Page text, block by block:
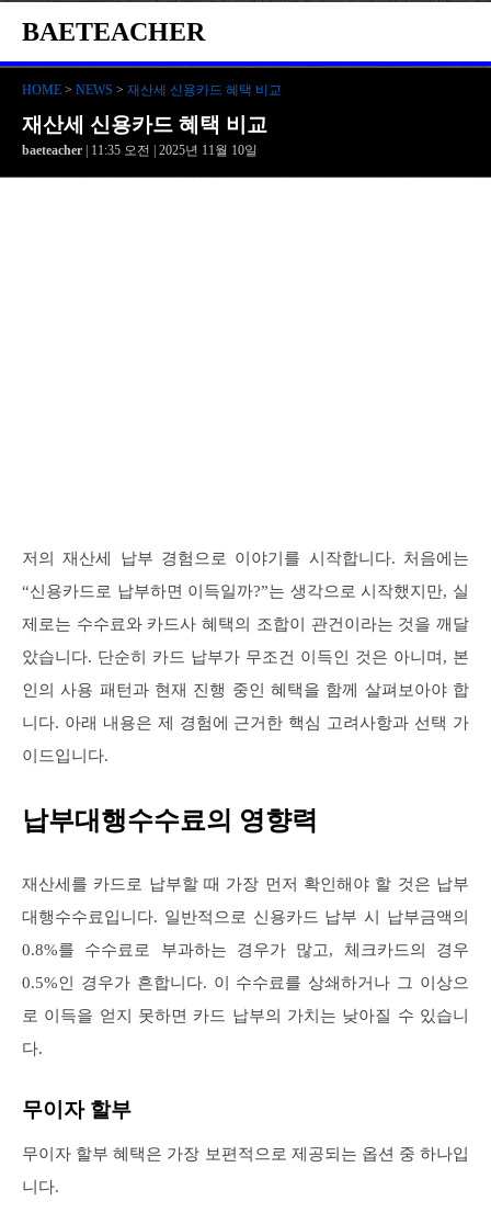
BAETEACHER
HOME > NEWS > 재산세 신용카드 혜택 비교
재산세 신용카드 혜택 비교
baeteacher | 11:35 오전 | 2025년 11월 10일
저의 재산세 납부 경험으로 이야기를 시작합니다. 처음에는
“신용카드로 납부하면 이득일까?”는 생각으로 시작했지만, 실
제로는 수수료와 카드사 혜택의 조합이 관건이라는 것을 깨달
았습니다. 단순히 카드 납부가 무조건 이득인 것은 아니며, 본
인의 사용 패턴과 현재 진행 중인 혜택을 함께 살펴보아야 합
니다. 아래 내용은 제 경험에 근거한 핵심 고려사항과 선택 가
이드입니다.
납부대행수수료의 영향력
재산세를 카드로 납부할 때 가장 먼저 확인해야 할 것은 납부
대행수수료입니다. 일반적으로 신용카드 납부 시 납부금액의
0.8%를 수수료로 부과하는 경우가 많고, 체크카드의 경우
0.5%인 경우가 흔합니다. 이 수수료를 상쇄하거나 그 이상으
로 이득을 얻지 못하면 카드 납부의 가치는 낮아질 수 있습니
다.
무이자 할부
무이자 할부 혜택은 가장 보편적으로 제공되는 옵션 중 하나입
니다.